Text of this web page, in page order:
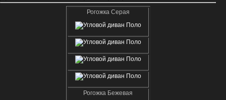
Рогожка Серая
Рогожка Бежевая